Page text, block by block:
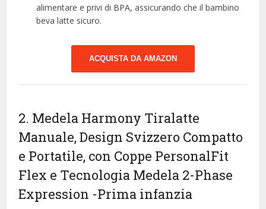
alimentare e privi di BPA, assicurando che il bambino
beva latte sicuro.
ACQUISTA DA AMAZON
2. Medela Harmony Tiralatte
Manuale, Design Svizzero Compatto
e Portatile, con Coppe PersonalFit
Flex e Tecnologia Medela 2-Phase
Expression -Prima infanzia